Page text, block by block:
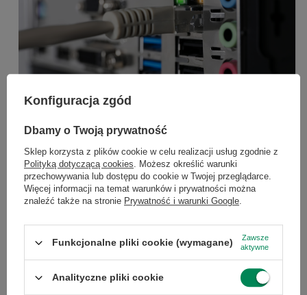
Twój świat bez przejściówek -
wszystko pod ręką
Dołącz do newslettera Green
Computers
Zgarnij jako pierwszy informacje o zniżkach i
rabatach w naszym sklepie!
...lub zadzwoń od razu, aby odebrać
przy zamówieniu telefonicznym
50 zł rabatu!
Rabat 50 zł przy zamówieniach powyżej 300 zł. Oferta
Konfiguracja zgód
Dbamy o Twoją prywatność
Sklep korzysta z plików cookie w celu realizacji usług zgodnie z
Polityką dotyczącą cookies. Możesz określić warunki
przechowywania lub dostępu do cookie w Twojej przeglądarce.
Więcej informacji na temat warunków i prywatności można
znaleźć także na stronie Prywatność i warunki Google.
Funkcjonalne pliki cookie (wymagane)
Zawsze
aktywne
Analityczne pliki cookie